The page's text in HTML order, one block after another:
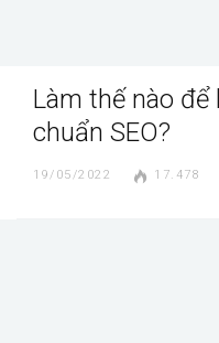
Làm thế nào
chuẩn SEO?
19/05/2022 17.478